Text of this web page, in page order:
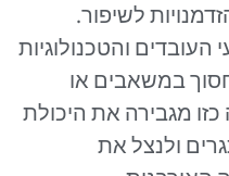
לשיפור.
העובדים והטכנולוגיות
במשאבים או
מגבירה את היכולת
ולנצל את